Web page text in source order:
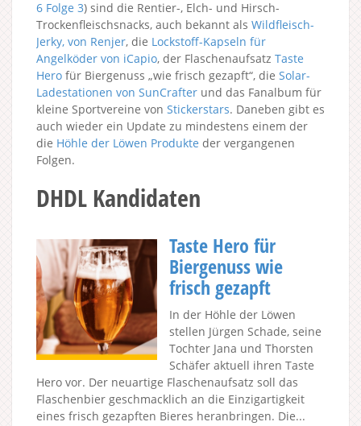
6 Folge 3) sind die Rentier-, Elch- und Hirsch-
Trockenfleischsnacks, auch bekannt als Wildfleisch-
Jerky, von Renjer, die Lockstoff-Kapseln für
Angelköder von iCapio, der Flaschenaufsatz Taste
Hero für Biergenuss „wie frisch gezapft“, die Solar-
Ladestationen von SunCrafter und das Fanalbum für
kleine Sportvereine von Stickerstars. Daneben gibt es
auch wieder ein Update zu mindestens einem der
die Höhle der Löwen Produkte der vergangenen
Folgen.
DHDL Kandidaten
Taste Hero für
Biergenuss wie
frisch gezapft
In der Höhle der Löwen
stellen Jürgen Schade, seine
Tochter Jana und Thorsten
Schäfer aktuell ihren Taste
Hero vor. Der neuartige Flaschenaufsatz soll das
Flaschenbier geschmacklich an die Einzigartigkeit
eines frisch gezapften Bieres heranbringen. Die...